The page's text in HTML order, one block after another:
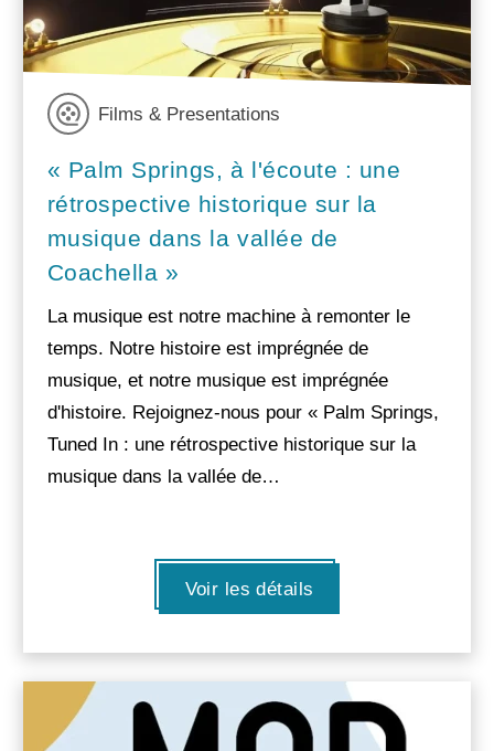
Films & Presentations
« Palm Springs, à l'écoute : une
rétrospective historique sur la
musique dans la vallée de
Coachella »
La musique est notre machine à remonter le
temps. Notre histoire est imprégnée de
musique, et notre musique est imprégnée
d'histoire. Rejoignez-nous pour « Palm Springs,
Tuned In : une rétrospective historique sur la
musique dans la vallée de…
Voir les détails